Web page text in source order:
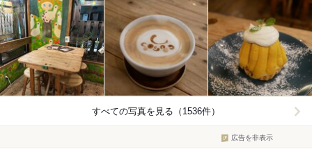
すべての写真を見る（1536件）
広告を非表示